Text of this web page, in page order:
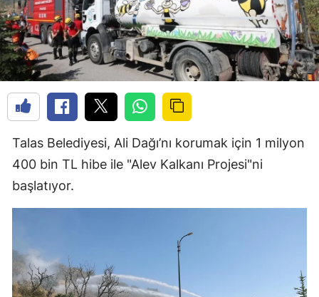
Talas Belediyesi, Ali Dağı’nı korumak için 1 milyon
400 bin TL hibe ile "Alev Kalkanı Projesi"ni
başlatıyor.